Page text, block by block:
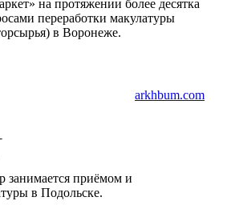
на протяжении более десятка
переработки макулатуры
в Воронеже.
arkhbum.com
занимается приёмом и
в Подольске.